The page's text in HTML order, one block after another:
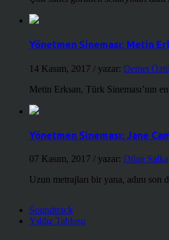
Yönetmen Sineması: Metin
14 Kasım, 2017 / yazar: Demet
Metin Erksan, Türk Sineması’nın
Yönetmen Sineması: Jane
07 Kasım, 2017 / yazar: Dilan
Uzun metrajları bir yana, adını
Soundtrack
Yıldız Tablosu